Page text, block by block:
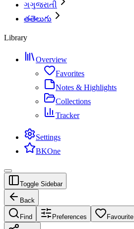
ગગુજરાતી
తతెలుగు
Library
Overview
Favorites
Notes & Highlights
Collections
Tracker
Settings
BKOne
Toggle Sidebar
Back
Find Preferences Favourite